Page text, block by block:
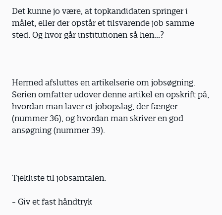
Det kunne jo være, at topkandidaten springer i
målet, eller der opstår et tilsvarende job samme
sted. Og hvor går institutionen så hen...?
Hermed afsluttes en artikelserie om jobsøgning.
Serien omfatter udover denne artikel en opskrift på,
hvordan man laver et jobopslag, der fænger
(nummer 36), og hvordan man skriver en god
ansøgning (nummer 39).
Tjekliste til jobsamtalen:
- Giv et fast håndtryk